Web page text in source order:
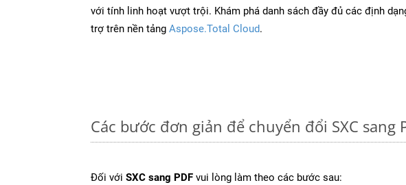
với tính linh hoạt vượt trội. Khám phá danh sách đầy đủ các định
trợ trên nền tảng Aspose.Total Cloud.
Các bước đơn giản để chuyển đổi SXC sang
Đối với SXC sang PDF vui lòng làm theo các bước sau: